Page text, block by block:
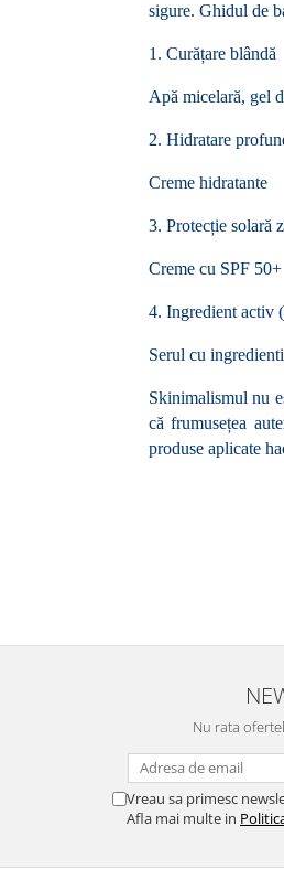
sigure. Ghidul de
1. Curățare blândă
Apă micelară, gel
2. Hidratare
Creme hidratante
3. Protecție solară
Creme cu SPF 50+
4. Ingredient activ
Serul cu
Skinimalismul nu
că frumusețea
produse aplicate
Nu rata
Vreau sa primesc
Afla mai multe in